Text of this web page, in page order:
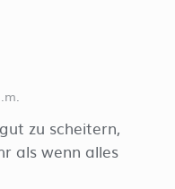
zu scheitern,
als wenn alles